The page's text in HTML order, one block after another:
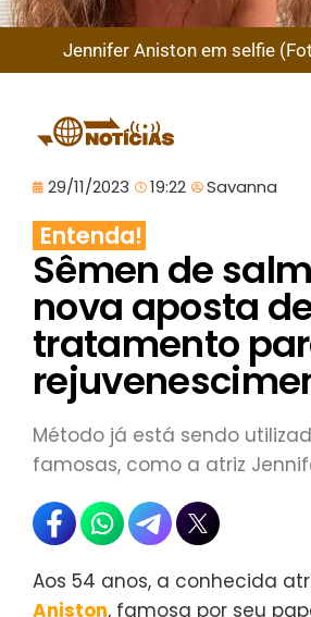
Jennifer Aniston em selfie
29/11/2023 19:22 Savanna
Entenda!
Sêmen de
nova aposta
tratamento
Método já está sendo
famosas, como a atriz
Aos 54 anos, a conhecida
Aniston, famosa por seu